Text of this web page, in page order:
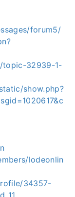
forum5/
topic-32939-1-
show.php?
lodeonlin
34357-